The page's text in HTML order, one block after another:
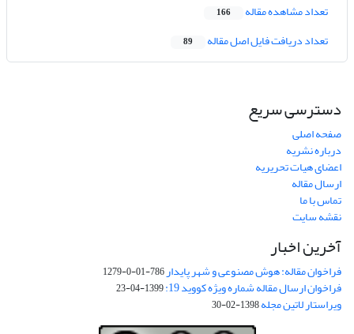
تعداد مشاهده مقاله 166
تعداد دریافت فایل اصل مقاله 89
دسترسی سریع
صفحه اصلی
درباره نشریه
اعضای هیات تحریریه
ارسال مقاله
تماس با ما
نقشه سایت
آخرین اخبار
فراخوان مقاله: هوش مصنوعی و شهر پایدار786-01-0-1279
فراخوان ارسال مقاله شماره ویژه کووید 19: 1399-04-23
ویراستار لاتین مجله1398-02-30